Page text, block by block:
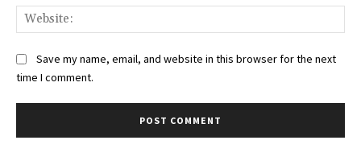
Save my name, email, and website in this browser for the next
time I comment.